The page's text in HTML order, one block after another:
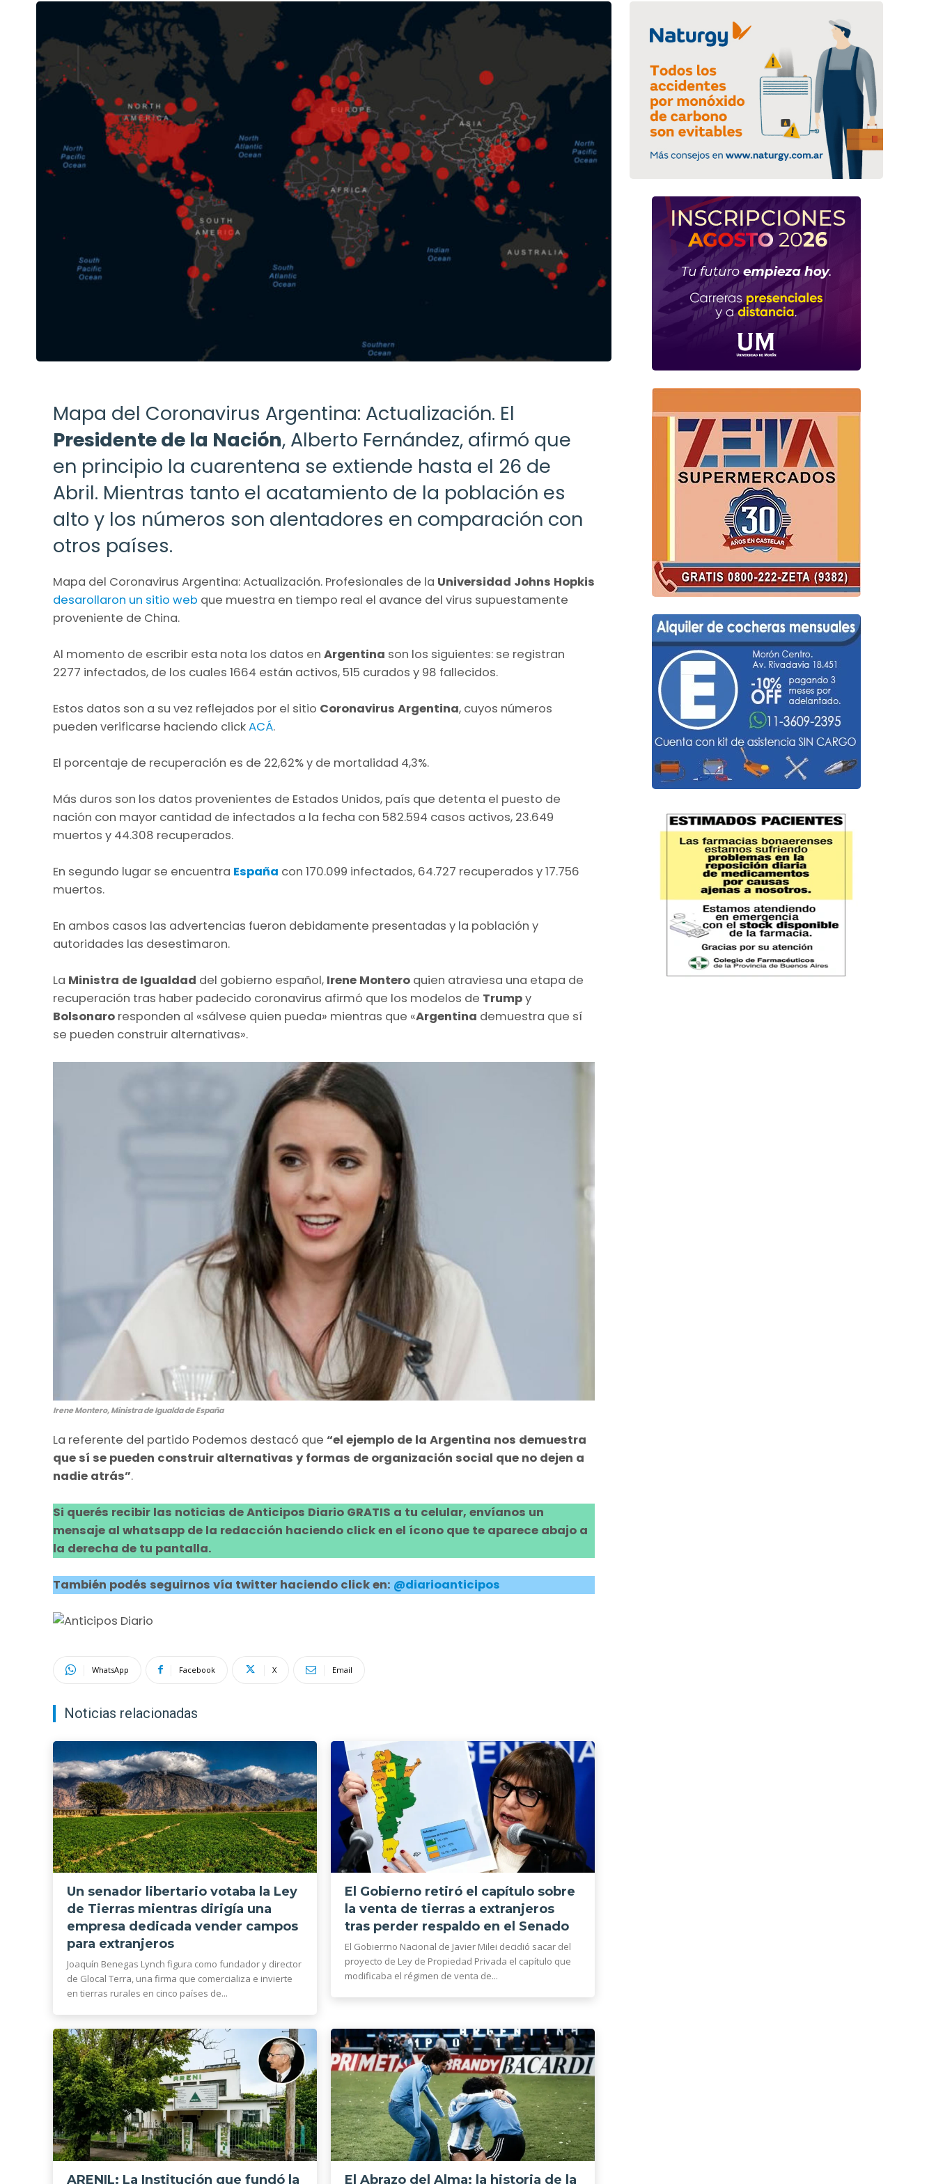
Mapa del Coronavirus Argentina: Actualización. El
Presidente de la Nación, Alberto Fernández, afirmó que
en principio la cuarentena se extiende hasta el 26 de
Abril. Mientras tanto el acatamiento de la población es
alto y los números son alentadores en comparación con
otros países.
Mapa del Coronavirus Argentina: Actualización. Profesionales de la Universidad Johns Hopkis
desarollaron un sitio web que muestra en tiempo real el avance del virus supuestamente
proveniente de China.
Al momento de escribir esta nota los datos en Argentina son los siguientes: se registran
2277 infectados, de los cuales 1664 están activos, 515 curados y 98 fallecidos.
Estos datos son a su vez reflejados por el sitio Coronavirus Argentina, cuyos números
pueden verificarse haciendo clickACÁ.
El porcentaje de recuperación es de 22,62% y de mortalidad 4,3%.
Más duros son los datos provenientes de Estados Unidos, país que detenta el puesto de
nación con mayor cantidad de infectados a la fecha con 582.594 casos activos, 23.649
muertos y 44.308 recuperados.
En segundo lugar se encuentra España con 170.099 infectados, 64.727 recuperados y 17.756
muertos.
En ambos casos las advertencias fueron debidamente presentadas y la población y
autoridades las desestimaron.
La Ministra de Igualdad del gobierno español, Irene Montero quien atraviesa una etapa de
recuperación tras haber padecido coronavirus afirmó que los modelos de Trumpy
Bolsonaro responden al «sálvese quien pueda» mientras que «Argentina demuestra que sí
se pueden construir alternativas».
Irene Montero, Ministra de Igualda de España
La referente del partido Podemos destacó que “el ejemplo de la Argentina nos demuestra
que sí se pueden construir alternativas y formas de organización social que no dejen a
nadie atrás”.
Si querés recibir las noticias de Anticipos Diario GRATIS a tu celular, envíanos un
mensaje al whatsapp de la redacción haciendo click en el ícono que te aparece abajo a
la derecha de tu pantalla.
También podés seguirnos vía twitter haciendo click en: @diarioanticipos
WhatsApp Facebook X Email
Noticias relacionadas
Un senador libertario votaba la Ley
de Tierras mientras dirigía una
empresa dedicada vender campos
para extranjeros
Joaquín Benegas Lynch figura como fundador y director
de Glocal Terra, una firma que comercializa e invierte
en tierras rurales en cinco países de...
El Gobierno retiró el capítulo sobre
la venta de tierras a extranjeros
tras perder respaldo en el Senado
El Gobierrno Nacional de Javier Milei decidió sacar del
proyecto de Ley de Propiedad Privada el capítulo que
modificaba el régimen de venta de...
ARENIL: La Institución que fundó la El Abrazo del Alma: la historia de la